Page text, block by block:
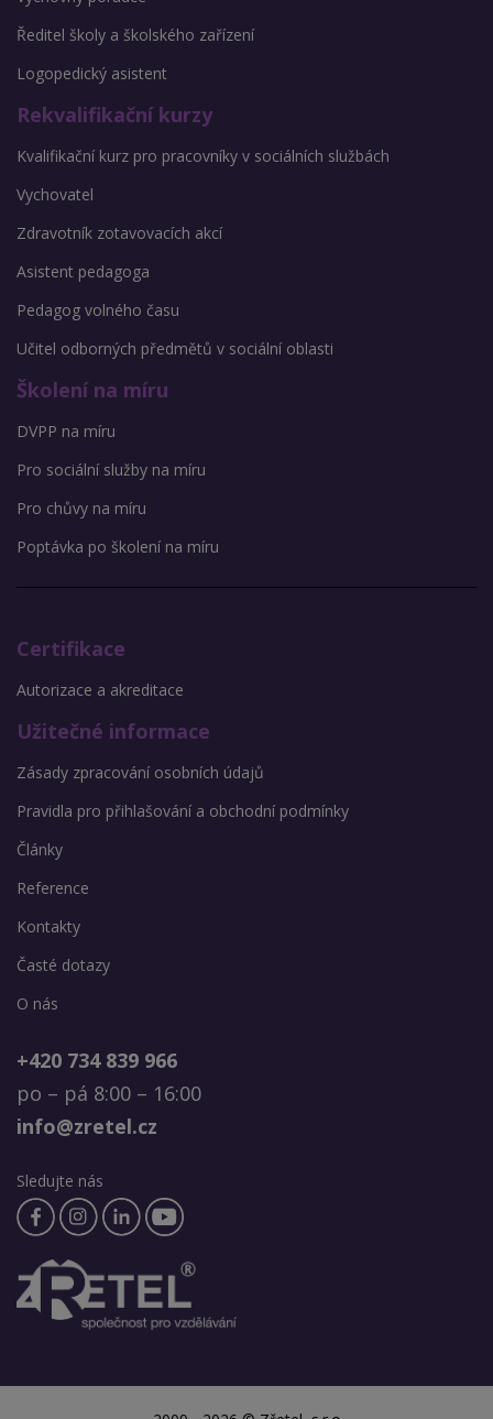
Ředitel školy a školského zařízení
Logopedický asistent
Rekvalifikační kurzy
Kvalifikační kurz pro pracovníky v sociálních službách
Vychovatel
Zdravotník zotavovacích akcí
Asistent pedagoga
Pedagog volného času
Učitel odborných předmětů v sociální oblasti
Školení na míru
DVPP na míru
Pro sociální služby na míru
Pro chůvy na míru
Poptávka po školení na míru
Certifikace
Autorizace a akreditace
Užitečné informace
Zásady zpracování osobních údajů
Pravidla pro přihlašování a obchodní podmínky
Články
Reference
Kontakty
Časté dotazy
O nás
+420 734 839 966
po – pá 8:00 – 16:00
info@zretel.cz
Sledujte nás